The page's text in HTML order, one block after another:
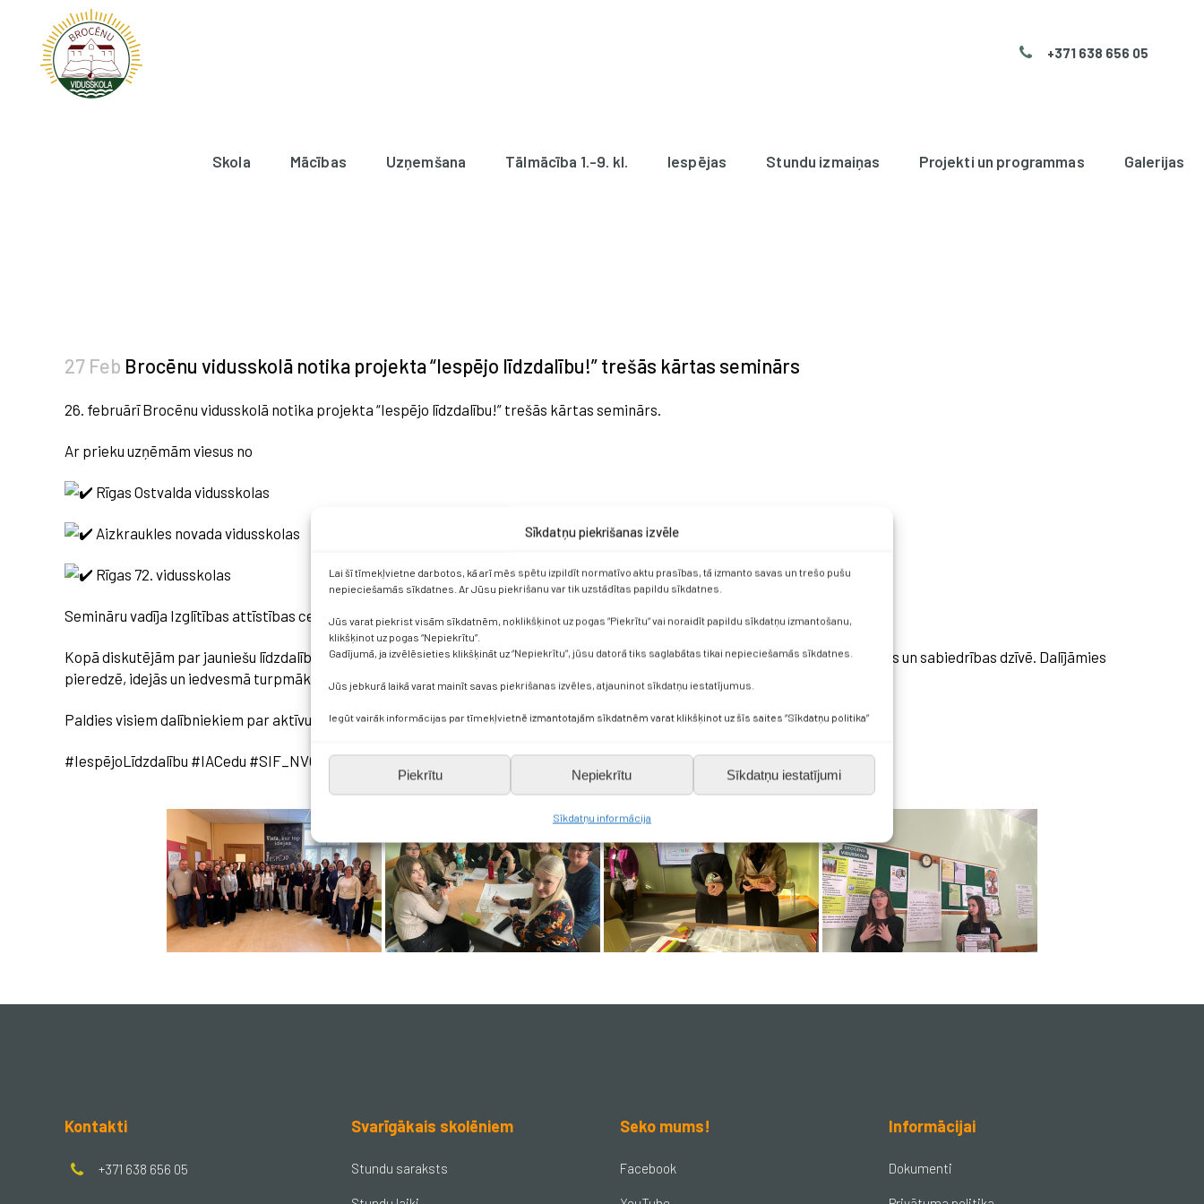
Sīkdatņu piekrišanas izvēle
Lai šī tīmekļvietne darbotos, kā arī mēs spētu izpildīt normatīvo aktu prasības, tā izmanto savas un trešo pušu
nepieciešamās sīkdatnes. Ar Jūsu piekrišanu var tik uzstādītas papildu sīkdatnes.
Jūs varat piekrist visām sīkdatnēm, noklikšķinot uz pogas “Piekrītu” vai noraidīt papildu sīkdatņu izmantošanu,
klikšķinot uz pogas “Nepiekrītu”.
Gadījumā, ja izvēlēsieties klikšķināt uz “Nepiekrītu”, jūsu datorā tiks saglabātas tikai nepieciešamās sīkdatnes.
Jūs jebkurā laikā varat mainīt savas piekrišanas izvēles, atjauninot sīkdatņu iestatījumus.
Iegūt vairāk informācijas par tīmekļvietnē izmantotajām sīkdatnēm varat klikšķinot uz šīs saites “Sīkdatņu politika”
Piekrītu Nepiekrītu Sīkdatņu iestatījumi
Sīkdatņu informācija
+371 638 656 05
Skola Mācības Uzņemšana Tālmācība 1.-9. kl. Iespējas Stundu izmaiņas Projekti un programmas Galerijas
27 Feb Brocēnu vidusskolā notika projekta “Iespējo līdzdalību!” trešās kārtas seminārs
26. februārī Brocēnu vidusskolā notika projekta “Iespējo līdzdalību!” trešās kārtas seminārs.
Ar prieku uzņēmām viesus no
Rīgas Ostvalda vidusskolas
Aizkraukles novada vidusskolas
Rīgas 72. vidusskolas
Semināru vadīja Izglītības attīstības centra komanda.
Kopā diskutējām par jauniešu līdzdalību, vienlīdzīgām iespējām un iekļaušanu, meklējot veidus, kā stiprināt jauniešu iesaisti skolas un sabiedrības dzīvē. Dalījāmies
pieredzē, idejās un iedvesmā turpmākajiem darbiem.
Paldies visiem dalībniekiem par aktīvu iesaisti!
#IespējoLīdzdalību #IACedu #SIF_NVOFonds #jauniešulīdzdalība #iekļaušana
Kontakti
+371 638 656 05
Svarīgākais skolēniem
Stundu saraksts
Seko mums!
Facebook
Informācijai
Dokumenti